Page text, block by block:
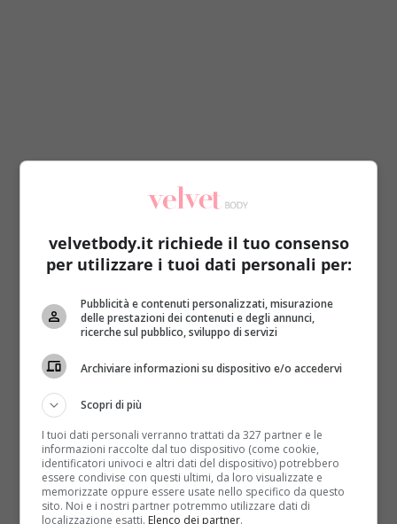
Armonizzare le energie del corpo per ottenere la
cosiddetti 5 tibetani, ovvero 5 esercizi provenienti
dallo yoga selezionati da alcuni maestri tibetani. A
quanto pare riescono a donare benessere psico-
fisico a chiunque decida di dedicare qualche minuto
della propria giornata a queste semplici posizioni.
Oltre ai movimenti, è importante sia la
respirazione che la concentrazione. Insomma, si
tratta di un’attività adatta anche agli allergici allo
sport, basta approcciarsi ad essa con il dovuto
rispetto e con le convinzioni necessarie. Da soli non
potranno donare un corpo perfetto e una mente
velvetbody.it richiede il tuo consenso
per utilizzare i tuoi dati personali per:
Pubblicità e contenuti personalizzati, misurazione
delle prestazioni dei contenuti e degli annunci,
ricerche sul pubblico, sviluppo di servizi
Archiviare informazioni su dispositivo e/o accedervi
Scopri di più
I tuoi dati personali verranno trattati da 327 partner e le
informazioni raccolte dal tuo dispositivo (come cookie,
identificatori univoci e altri dati del dispositivo) potrebbero
essere condivise con questi ultimi, da loro visualizzate e
memorizzate oppure essere usate nello specifico da questo
sito. Noi e i nostri partner potremmo utilizzare dati di
localizzazione esatti. Elenco dei partner.